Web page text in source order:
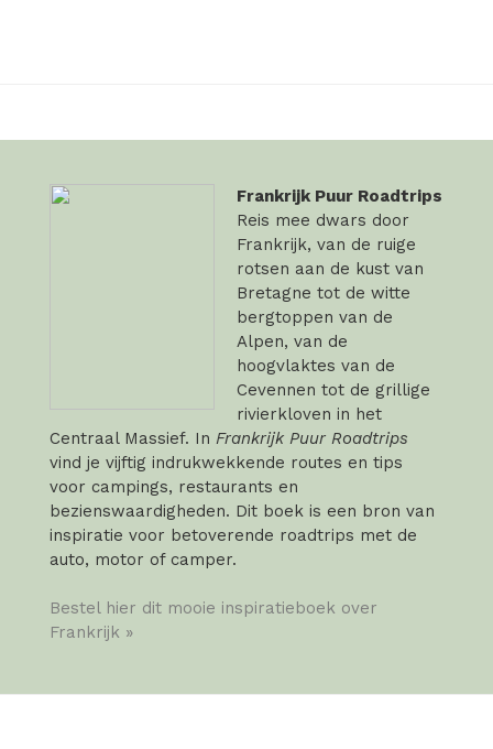
Frankrijk Puur Roadtrips
Reis mee dwars door
Frankrijk, van de ruige
rotsen aan de kust van
Bretagne tot de witte
bergtoppen van de
Alpen, van de
hoogvlaktes van de
Cevennen tot de grillige
rivierkloven in het
Centraal Massief. In Frankrijk Puur Roadtrips
vind je vijftig indrukwekkende routes en tips
voor campings, restaurants en
bezienswaardigheden. Dit boek is een bron van
inspiratie voor betoverende roadtrips met de
auto, motor of camper.
Bestel hier dit mooie inspiratieboek over
Frankrijk »